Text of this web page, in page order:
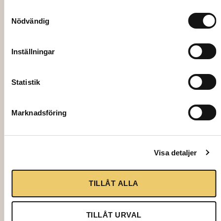
Nödvändig
Inställningar
Statistik
Marknadsföring
Visa detaljer
TILLÅT ALLA
TILLÅT URVAL
5,00kr
Add to cart